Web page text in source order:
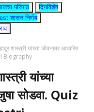
परिपाठ
दिनविशेष
शासन निर्णय
शास्त्री यांच्या जीवनावर आधारित
Biography
यांच्या
सोडवा. Quiz